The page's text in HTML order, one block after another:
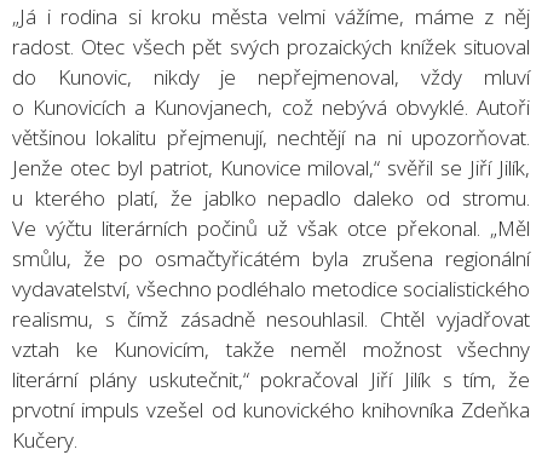
„Já i rodina si kroku města velmi vážíme, máme z něj
radost. Otec všech pět svých prozaických knížek situoval
do Kunovic, nikdy je nepřejmenoval, vždy mluví
o Kunovicích a Kunovjanech, což nebývá obvyklé. Autoři
většinou lokalitu přejmenují, nechtějí na ni upozorňovat.
Jenže otec byl patriot, Kunovice miloval,“ svěřil se Jiří Jilík,
u kterého platí, že jablko nepadlo daleko od stromu.
Ve výčtu literárních počinů už však otce překonal. „Měl
smůlu, že po osmačtyřicátém byla zrušena regionální
vydavatelství, všechno podléhalo metodice socialistického
realismu, s čímž zásadně nesouhlasil. Chtěl vyjadřovat
vztah ke Kunovicím, takže neměl možnost všechny
literární plány uskutečnit,“ pokračoval Jiří Jilík s tím, že
prvotní impuls vzešel od kunovického knihovníka Zdeňka
Kučery.